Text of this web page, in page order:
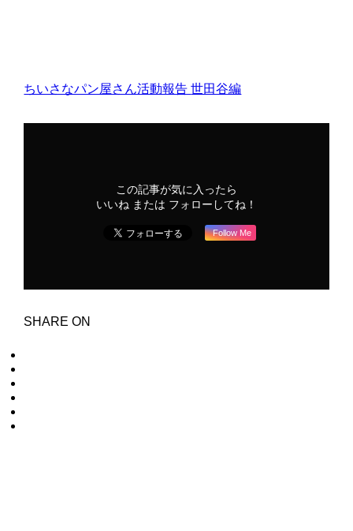
ちいさなパン屋さん活動報告世田谷編
この記事が気に入ったら
いいね または フォローしてね！
Follow Me
SHARE ON